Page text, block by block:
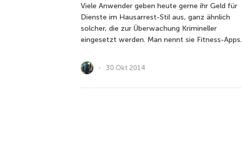
Viele Anwender geben heute gerne ihr Geld für
Dienste im Hausarrest-Stil aus, ganz ähnlich
solcher, die zur Überwachung Krimineller
eingesetzt werden. Man nennt sie Fitness-Apps.
30 Okt 2014